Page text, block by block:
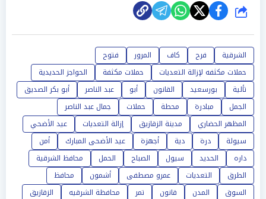
شارك
الشرقية فرح كاف المرور
فتوح
حملات مكثفه لإزالة التعديات
حملات مكثفة
الحواجز الحديدية
تألية
بورسعيد القانون أبو عبد الناصر
أبو بكر الصديق
الجمل
مبادرة محطة حملات
جمال عبد الناصر
المظهر الحضاري
مدينة الزقازيق إزالة التعديات
عيد الأضحي
سيولة
درة دية أجهزة عيد الأضحى المبارك
أمن
داره
الحديد سيول الصباح الحمل
محافظ الشرقية
الطرق
التعديات عمرو مصطفى أشمون
محافظ
السوق
المدن قانون تمر محافظة الشرقيه
الزقازيق